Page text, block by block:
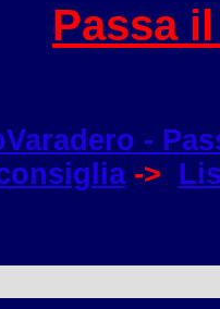
Passa
-
->